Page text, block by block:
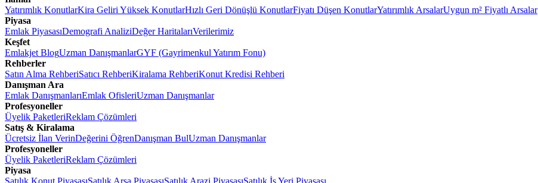
Yatırımlık KonutlarKira Geliri Yüksek KonutlarHızlı Geri Dönüşlü KonutlarFiyatı Düşen KonutlarYatırımlık ArsalarUygun m² Fiyatlı Arsalar
Piyasa
Emlak PiyasasıDemografi AnaliziDeğer HaritalarıVerilerimiz
Keşfet
Emlakjet BlogUzman DanışmanlarGYF (Gayrimenkul Yatırım Fonu)
Rehberler
Satın Alma RehberiSatıcı RehberiKiralama RehberiKonut Kredisi Rehberi
Danışman Ara
Emlak DanışmanlarıEmlak OfisleriUzman Danışmanlar
Profesyoneller
Üyelik PaketleriReklam Çözümleri
Satış & Kiralama
Ücretsiz İlan VerinDeğerini ÖğrenDanışman BulUzman Danışmanlar
Profesyoneller
Üyelik PaketleriReklam Çözümleri
Piyasa
Satılık Konut PiyasasıSatılık Arsa PiyasasıSatılık Arazi PiyasasıSatılık İş Yeri Piyasası